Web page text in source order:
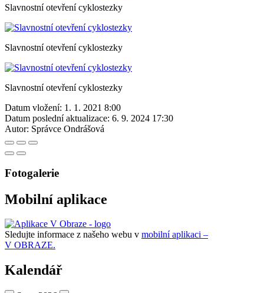
Slavnostní otevření cyklostezky
Slavnostní otevření cyklostezky
Slavnostní otevření cyklostezky
Datum vložení: 1. 1. 2021 8:00
Datum poslední aktualizace: 6. 9. 2024 17:30
Autor: Správce Ondrášová
Fotogalerie
Mobilní aplikace
Sledujte informace z našeho webu v mobilní aplikaci –
V OBRAZE.
Kalendář